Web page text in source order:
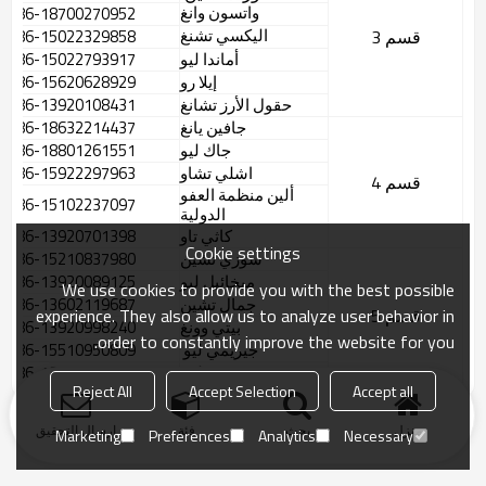
قسم 3
واتسون وانغ
0086-18700270952
اليكسيتشنغ
0086-15022329858
أماندا ليو
0086-15022793917
إيلارو
0086-15620628929
حقول الأرز تشانغ 0086-13920108431
قسم 4
جافين يانغ
0086-18632214437
جاك ليو
0086-18801261551
اشليتشاو
0086-15922297963
ألين منظمة العفو
الدولية
0086-15102237097
كاثيتاو 0086-13920701398
قسم5
سوزيتشين
0086-15210837980
ميخائيل ليو 86-13920089125
جمالتشين
0086-13602119687
بيتيوونغ
0086-13920998240
جيريميليو
0086-15510950809
فنسنتلي 86 18920197919
منزل بحث فئة ارسال التحقيق
Cookie settings
We use cookies to provide you with the best possible
experience. They also allow us to analyze user behavior in
order to constantly improve the website for you.
Accept all
Accept Selection
Reject All
Necessary
Analytics
Preferences
Marketing